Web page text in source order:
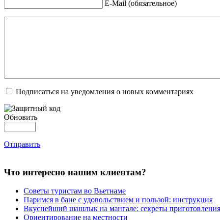
E-Mail (обязательное)
Подписаться на уведомления о новых комментариях
Обновить
Отправить
Что интересно нашим клиентам?
Советы туристам во Вьетнаме
Паримся в бане с удовольствием и пользой: инструкция
Вкуснейший шашлык на мангале: секреты приготовления
Ориентирование на местности